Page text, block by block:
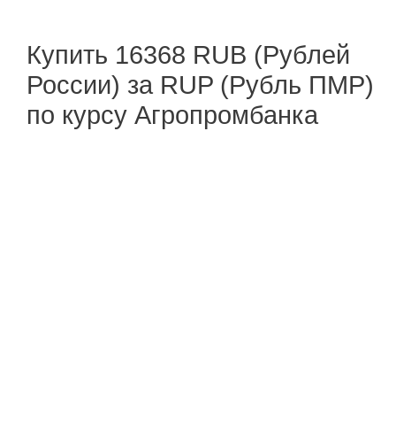
Купить 16368 RUB (Рублей
России) за RUP (Рубль ПМР)
по курсу Агропромбанка